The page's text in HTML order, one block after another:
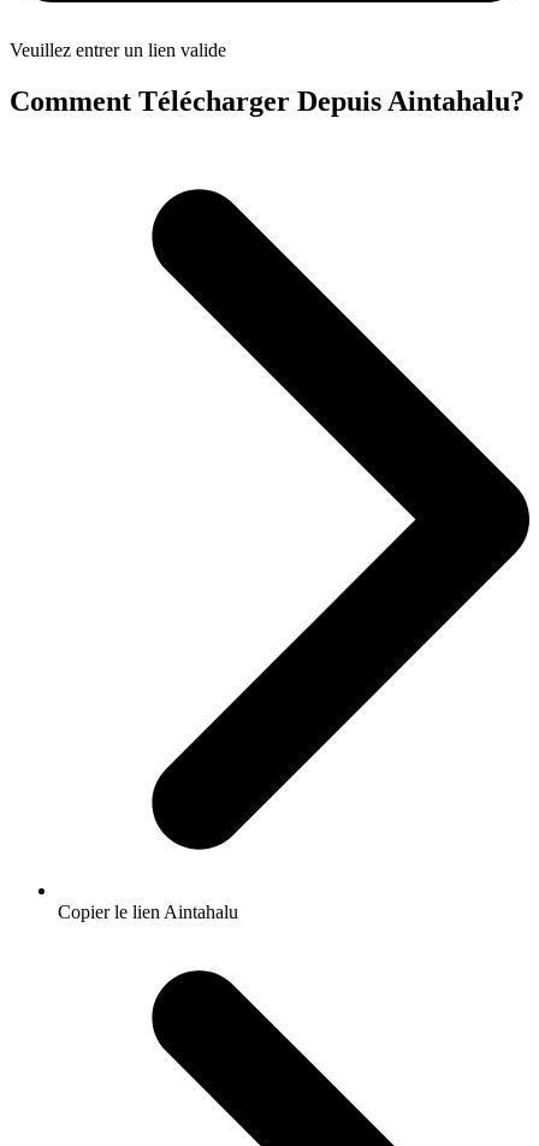
Veuillez entrer un lien valide
Comment Télécharger Depuis Aintahalu?
Copier le lien Aintahalu